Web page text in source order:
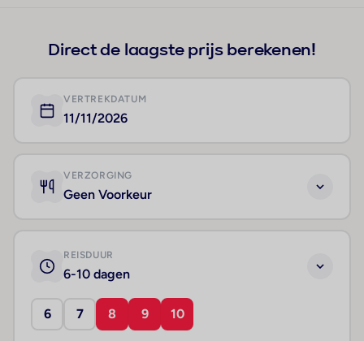
Direct de laagste prijs berekenen!
VERTREKDATUM
11/11/2026
VERZORGING
Geen Voorkeur
REISDUUR
6-10 dagen
6 7 8 9 10